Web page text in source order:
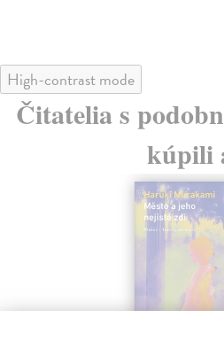
High-contrast mode
Čitatelia s
kúpili